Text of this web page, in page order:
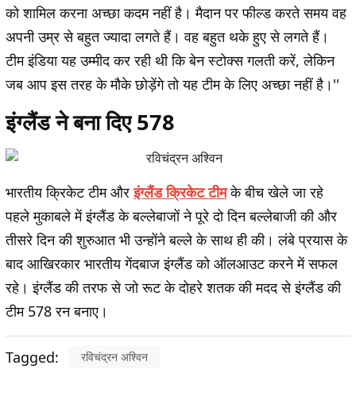
को शामिल करना अच्छा कदम नहीं है। मैदान पर फील्ड करते समय वह
अपनी उम्र से बहुत ज्यादा लगते हैं। वह बहुत थके हुए से लगते हैं।
टीम इंडिया यह उम्मीद कर रही थी कि बेन स्टोक्स गलती करें, लेकिन
जब आप इस तरह के मौके छोड़ेंगे तो यह टीम के लिए अच्छा नहीं है।''
इंग्लैंड ने बना दिए 578
भारतीय क्रिकेट टीम औरइंग्लैंड क्रिकेट टीमके बीच खेले जा रहे
पहले मुकाबले में इंग्लैंड के बल्लेबाजों ने पूरे दो दिन बल्लेबाजी की और
तीसरे दिन की शुरुआत भी उन्होंने बल्ले के साथ ही की। लंबे प्रयास के
बाद आखिरकार भारतीय गेंदबाज इंग्लैंड को ऑलआउट करने में सफल
रहे। इंग्लैंड की तरफ से जो रूट के दोहरे शतक की मदद से इंग्लैंड की
टीम 578 रन बनाए।
Tagged: रविचंद्रन अश्विन